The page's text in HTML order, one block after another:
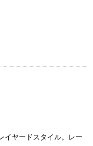
イヤードスタイル。レー